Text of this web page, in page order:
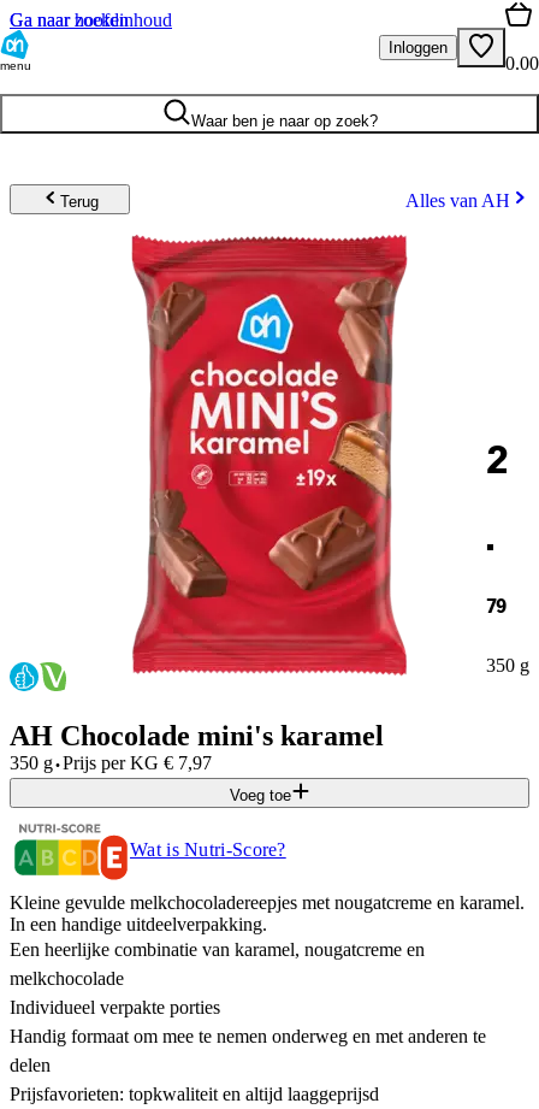
Ga naar hoofdinhoud
Ga naar zoeken
menu
Inloggen
0.00
Waar ben je naar op zoek?
Terug Alles van AH
2
.
79
350 g
AH Chocolade mini's karamel
350 g·Prijs per KG € 7,97
Voeg toe
Wat is Nutri-Score?
Kleine gevulde melkchocoladereepjes met nougatcreme en karamel.
In een handige uitdeelverpakking.
Een heerlijke combinatie van karamel, nougatcreme en
melkchocolade
Individueel verpakte porties
Handig formaat om mee te nemen onderweg en met anderen te
delen
Prijsfavorieten: topkwaliteit en altijd laaggeprijsd